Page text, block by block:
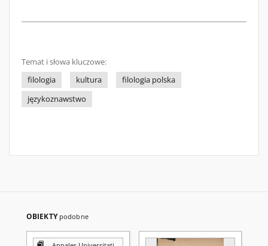
Temat i słowa kluczowe:
filologia
kultura
filologia polska
językoznawstwo
OBIEKTY podobne